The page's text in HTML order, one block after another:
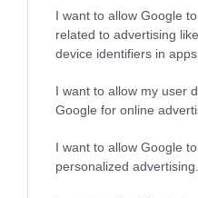
I want to allow Google
related to advertising
device identifiers in apps.
I want to allow my user
Google for online
I want to allow Google
personalized advertising.
EGÉSZSÉGMEGŐRZÉS